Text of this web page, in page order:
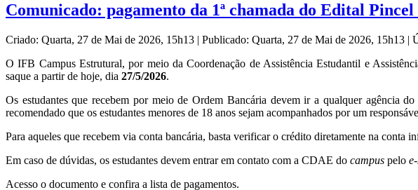
Comunicado: pagamento da 1ª chamada do Edital Pincel
Criado: Quarta, 27 de Mai de 2026, 15h13 | Publicado: Quarta, 27 de Mai de 2026, 15h13 |
O IFB Campus Estrutural, por meio da Coordenação de Assistência Estudantil e
saque a partir de hoje, dia 27/5/2026.
Os estudantes que recebem por meio de Ordem Bancária devem ir a qualquer agência
recomendado que os estudantes menores de 18 anos sejam acompanhados por um
Para aqueles que recebem via conta bancária, basta verificar o crédito diretamente na conta
Em caso de dúvidas, os estudantes devem entrar em contato com a CDAE do campus pelo
Acesso o documento e confira a lista de pagamentos.